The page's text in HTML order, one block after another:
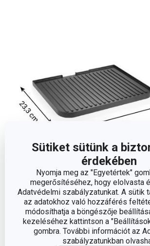
Sütiket sütünk a
érdekében
Nyomja meg az "Egyetértek"
megerősítéséhez, hogy elolvasta
Adatvédelmi szabályzatunkat. A sütik
az adatokhoz való hozzáférés
módosíthatja a böngészője
kezeléséhez kattintson a
gombra. További információt az
szabályzatunkban
Egyéb paraméterek
EAN
Csomag